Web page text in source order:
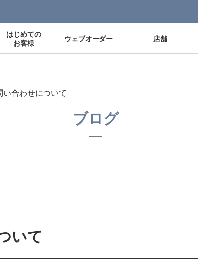
はじめての
お客様
ウェブオーダー 店舗
い合わせについて
ブログ
いて